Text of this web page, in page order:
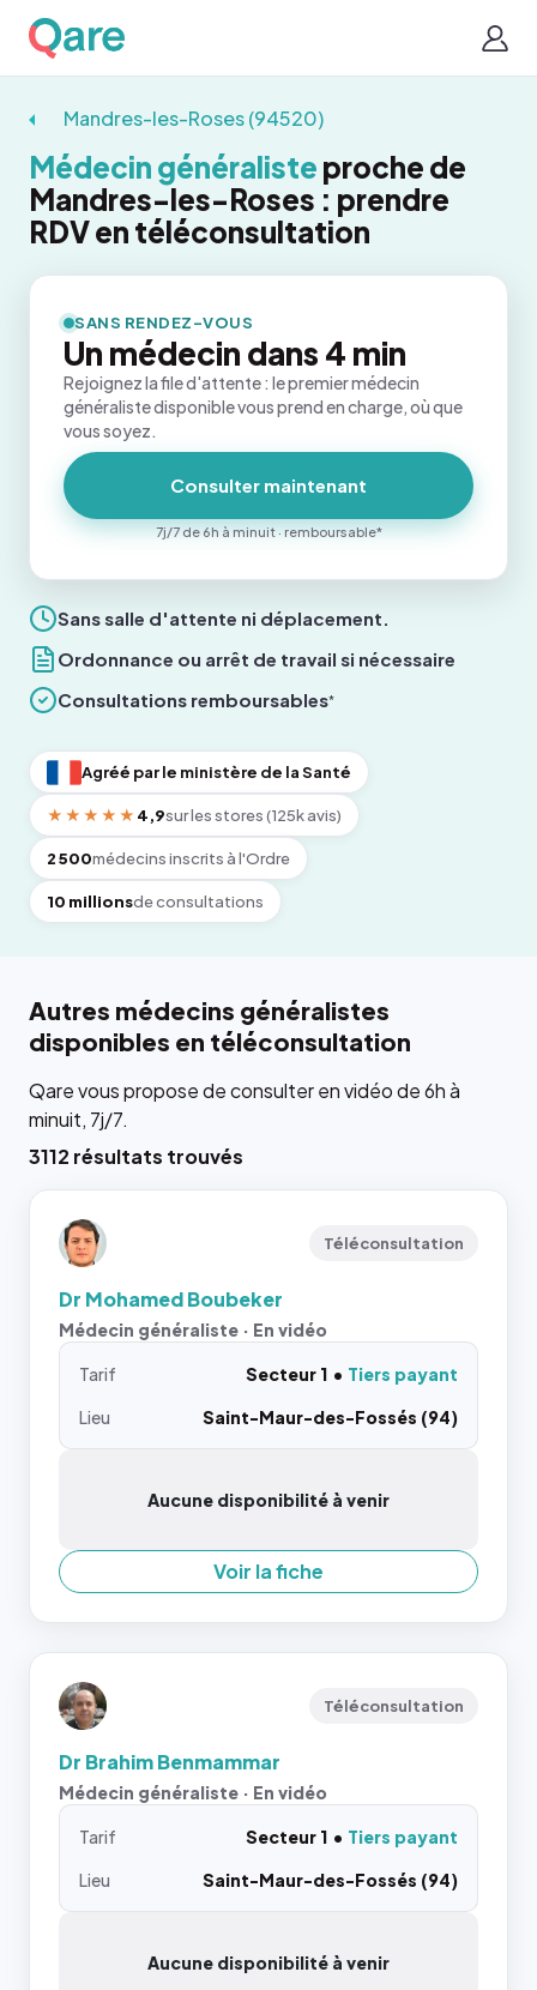
Mandres-les-Roses (94520)
Médecin généraliste proche de
Mandres-les-Roses : prendre
RDV en téléconsultation
Sans salle d'attente ni déplacement.
Ordonnance ou arrêt de travail si nécessaire
Consultations remboursables*
Agréé par le ministère de la Santé
★★★★★ 4,9sur les stores (125k avis)
2 500médecins inscrits à l'Ordre
10 millionsde consultations
SANS RENDEZ-VOUS
Un médecin dans 4 min
Rejoignez la file d'attente : le premier médecin
généraliste disponible vous prend en charge, où que
vous soyez.
Consulter maintenant
7j/7 de 6h à minuit · remboursable*
Autres médecins généralistes
disponibles en téléconsultation
Qare vous propose de consulter en vidéo de 6h à
minuit, 7j/7.
3112 résultats trouvés
Téléconsultation
Dr Mohamed Boubeker
Médecin généraliste · En vidéo
Tarif Secteur 1
Tiers payant
Lieu
Saint-Maur-des-Fossés (94)
Aucune disponibilité à venir
Voir la fiche
Téléconsultation
Dr Brahim Benmammar
Médecin généraliste · En vidéo
Tarif Secteur 1
Tiers payant
Lieu
Saint-Maur-des-Fossés (94)
Aucune disponibilité à venir